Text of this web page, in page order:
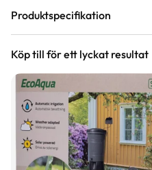
Produktspecifikation
Längd 12 m
Färg Svart
Varumärke Greenline
Art nr 267787
Köp till för ett lyckat resultat